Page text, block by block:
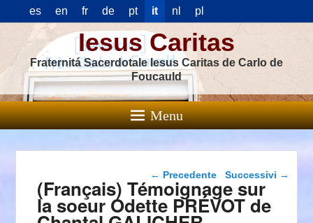
es en fr de pt it nl pl
Iesus Caritas
Fraternitá Sacerdotale Iesus Caritas de Carlo de
Foucauld
Menu
Navigazione articolo
← Precedente Successivi →
(Français) Témoignage sur
la soeur Odette PRÉVOT de